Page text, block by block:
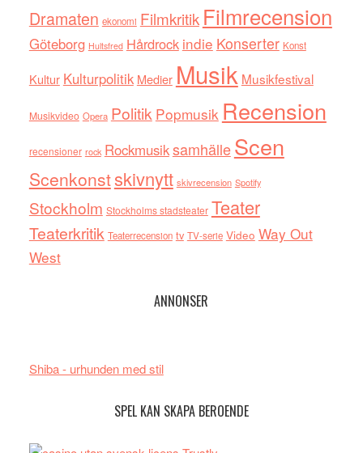
Dramaten ekonomi Filmkritik Filmrecension
Göteborg Hultsfred Hårdrock indie Konserter Konst
Kultur Kulturpolitik Medier Musik Musikfestival
Musikvideo Opera Politik Popmusik Recension
recensioner rock RockmusiksamhälleScen
Scenkonstskivnytt skivrecension Spotify
Stockholm Stockholms stadsteater Teater
Teaterkritik Teaterrecension tv TV-serie Video Way Out
West
ANNONSER
Shiba - urhunden med stil
SPEL KAN SKAPA BEROENDE